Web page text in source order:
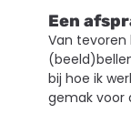
Een
Van tevoren
bij hoe ik
gemak voor